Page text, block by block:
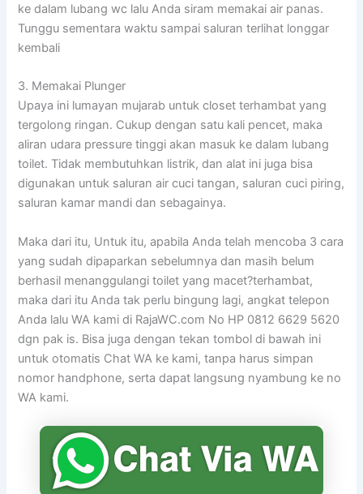
ke dalam lubang wc lalu Anda siram memakai air panas.
Tunggu sementara waktu sampai saluran terlihat longgar
kembali
3. Memakai Plunger
Upaya ini lumayan mujarab untuk closet terhambat yang
tergolong ringan. Cukup dengan satu kali pencet, maka
aliran udara pressure tinggi akan masuk ke dalam lubang
toilet. Tidak membutuhkan listrik, dan alat ini juga bisa
digunakan untuk saluran air cuci tangan, saluran cuci piring,
saluran kamar mandi dan sebagainya.
Maka dari itu, Untuk itu, apabila Anda telah mencoba 3 cara
yang sudah dipaparkan sebelumnya dan masih belum
berhasil menanggulangi toilet yang macet?terhambat,
maka dari itu Anda tak perlu bingung lagi, angkat telepon
Anda lalu WA kami di RajaWC.com No HP 0812 6629 5620
dgn pak is. Bisa juga dengan tekan tombol di bawah ini
untuk otomatis Chat WA ke kami, tanpa harus simpan
nomor handphone, serta dapat langsung nyambung ke no
WA kami.